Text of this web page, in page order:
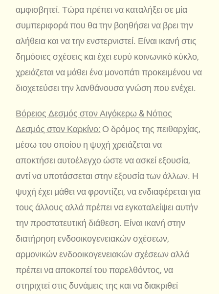
αμφισβητεί. Τώρα πρέπει να καταλήξει σε μία
συμπεριφορά που θα την βοηθήσει να βρει την
αλήθεια και να την ενστερνιστεί. Είναι ικανή στις
δημόσιες σχέσεις και έχει ευρύ κοινωνικό κύκλο,
χρειάζεται να μάθει ένα μονοπάτι προκειμένου να
διοχετεύσει την λανθάνουσα γνώση που ενέχει.
Βόρειος Δεσμός στον Αιγόκερω & Νότιος
Δεσμός στον Καρκίνο: Ο δρόμος της πειθαρχίας,
μέσω του οποίου η ψυχή χρειάζεται να
αποκτήσει αυτοέλεγχο ώστε να ασκεί εξουσία,
αντί να υποτάσσεται στην εξουσία των άλλων. Η
ψυχή έχει μάθει να φροντίζει, να ενδιαφέρεται για
τους άλλους αλλά πρέπει να εγκαταλείψει αυτήν
την προστατευτική διάθεση. Είναι ικανή στην
διατήρηση ενδοοικογενειακών σχέσεων,
αρμονικών ενδοοικογενειακών σχέσεων αλλά
πρέπει να αποκοπεί του παρελθόντος, να
στηριχτεί στις δυνάμεις της και να διακριθεί